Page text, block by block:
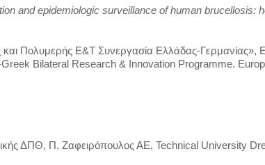
and epidemiologic surveillance of human
Πολυμερής Ε&Τ Συνεργασία Ελλάδας-Γερμανίας»,
Bilateral Research & Innovation Programme.
ΔΠΘ, Π. Ζαφειρόπουλος ΑΕ, Technical University